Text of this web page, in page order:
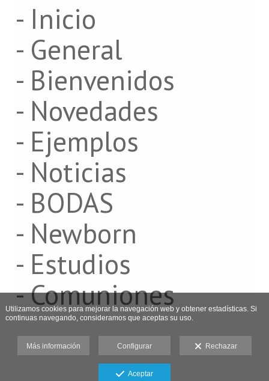
- Inicio
- General
- Bienvenidos
- Novedades
- Ejemplos
- Noticias
- BODAS
- Newborn
- Estudios
- Comuniones
Utilizamos cookies para mejorar la navegación web y obtener estadísticas. Si
continuas navegando, consideramos que aceptas su uso.
Más información Configurar Rechazar
Aceptar